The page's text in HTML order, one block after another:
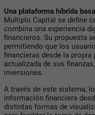
Una plataforma híbrida
Multiplo Capital se define
combina una experiencia
financieros. Su propuesta
permitiendo que los
financieras desde la
actualizada de sus
inversiones.
A través de este sistema,
información financiera
distintas formas de